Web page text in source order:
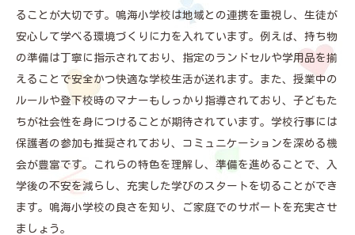
ることが大切です。鳴海小学校は地域との連携を重視し、生徒が
安心して学べる環境づくりに力を入れています。例えば、持ち物
の準備は丁寧に指示されており、指定のランドセルや学用品を揃
えることで安全かつ快適な学校生活が送れます。また、授業中の
ルールや登下校時のマナーもしっかり指導されており、子どもた
ちが社会性を身につけることが期待されています。学校行事には
保護者の参加も推奨されており、コミュニケーションを深める機
会が豊富です。これらの特色を理解し、準備を進めることで、入
学後の不安を減らし、充実した学びのスタートを切ることができ
ます。鳴海小学校の良さを知り、ご家庭でのサポートを充実させ
ましょう。